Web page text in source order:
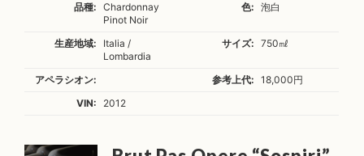
品種:
Chardonnay
Pinot Noir
色: 泡白
生産地域:
Italia /
Lombardia
サイズ: 750㎖
アペラシオン: 参考上代:
18,000円
VIN:
2012